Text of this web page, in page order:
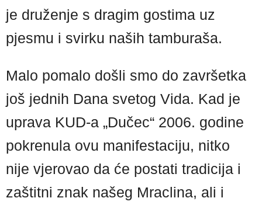
je druženje s dragim gostima uz
pjesmu i svirku naših tamburaša.
Malo pomalo došli smo do završetka
još jednih Dana svetog Vida. Kad je
uprava KUD-a „Dučec“ 2006. godine
pokrenula ovu manifestaciju, nitko
nije vjerovao da će postati tradicija i
zaštitni znak našeg Mraclina, ali i